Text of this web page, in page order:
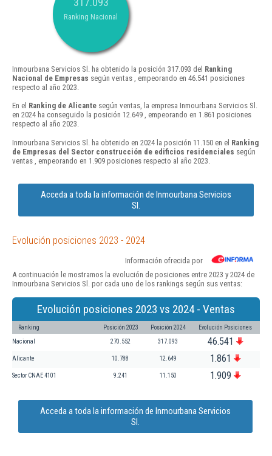
Ranking Nacional
Inmourbana Servicios Sl. ha obtenido la posición 317.093 del Ranking
Nacional de Empresas según ventas , empeorando en 46.541 posiciones
respecto al año 2023.
En el Ranking de Alicante según ventas, la empresa Inmourbana Servicios Sl.
en 2024 ha conseguido la posición 12.649 , empeorando en 1.861 posiciones
respecto al año 2023.
Inmourbana Servicios Sl. ha obtenido en 2024 la posición 11.150 en el Ranking
de Empresas del Sector construcción de edificios residenciales según
ventas , empeorando en 1.909 posiciones respecto al año 2023.
Acceda a toda la información de Inmourbana Servicios
Sl.
Evolución posiciones 2023 - 2024
Información ofrecida por
A continuación le mostramos la evolución de posiciones entre 2023 y 2024 de
Inmourbana Servicios Sl. por cada uno de los rankings según sus ventas:
Evolución posiciones 2023 vs 2024 - Ventas
Ranking Posición 2023 Posición 2024 Evolución Posiciones
Nacional 270.552 317.093 46.541
Alicante 10.788 12.649 1.861
Sector CNAE 4101 9.241 11.150 1.909
Acceda a toda la información de Inmourbana Servicios
Sl.